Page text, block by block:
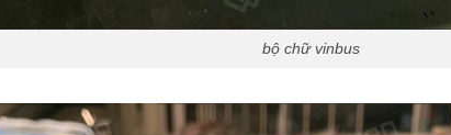
bộ chữ vinbus